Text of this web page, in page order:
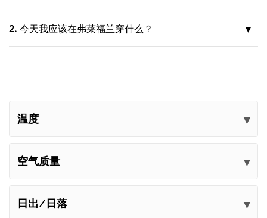
2. 今天我应该在弗莱福兰穿什么？
温度
空气质量
日出/日落